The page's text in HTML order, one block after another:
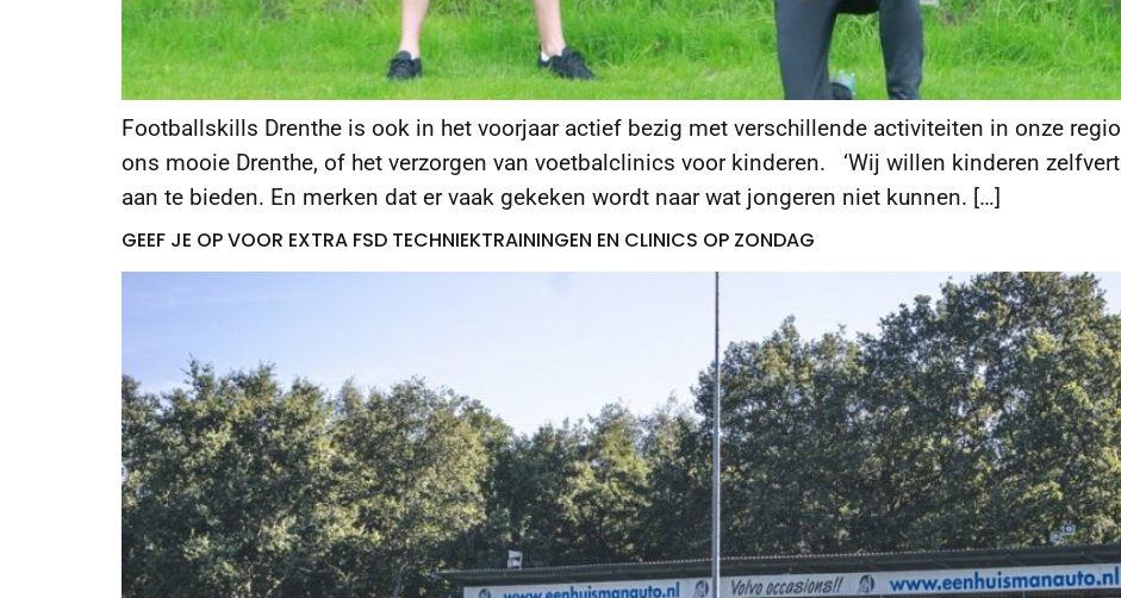
Footballskills Drenthe is ook in het voorjaar actief bezig met verschillende activiteiten in onze
ons mooie Drenthe, of het verzorgen van voetbalclinics voor kinderen. ‘Wij willen kinderen
aan te bieden. En merken dat er vaak gekeken wordt naar wat jongeren niet kunnen. […]
GEEF JE OP VOOR EXTRA FSD TECHNIEKTRAININGEN EN CLINICS OP ZONDAG